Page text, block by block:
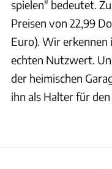
spielen" bedeutet.
Preisen von 22,99
Euro). Wir erkennen
echten Nutzwert.
der heimischen
ihn als Halter für